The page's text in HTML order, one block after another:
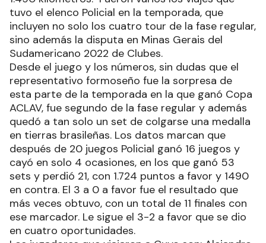
tuvo el elenco Policial en la temporada, que
incluyen no solo los cuatro tour de la fase regular,
sino además la disputa en Minas Gerais del
Sudamericano 2022 de Clubes.
Desde el juego y los números, sin dudas que el
representativo formoseño fue la sorpresa de
esta parte de la temporada en la que ganó Copa
ACLAV, fue segundo de la fase regular y además
quedó a tan solo un set de colgarse una medalla
en tierras brasileñas. Los datos marcan que
después de 20 juegos Policial ganó 16 juegos y
cayó en solo 4 ocasiones, en los que ganó 53
sets y perdió 21, con 1.724 puntos a favor y 1490
en contra. El 3 a 0 a favor fue el resultado que
más veces obtuvo, con un total de 11 finales con
ese marcador. Le sigue el 3-2 a favor que se dio
en cuatro oportunidades.